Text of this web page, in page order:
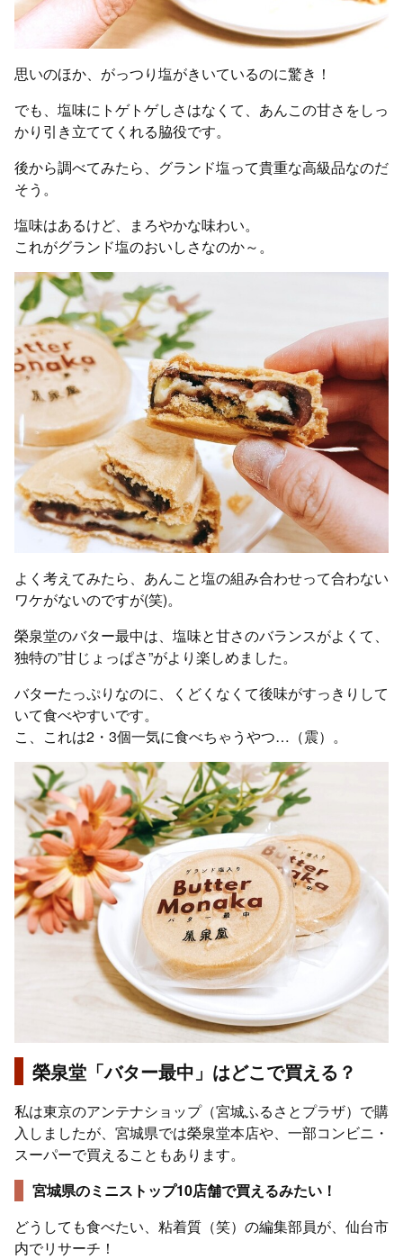
思いのほか、がっつり塩がきいているのに驚き！
でも、塩味にトゲトゲしさはなくて、あんこの甘さをしっ
かり引き立ててくれる脇役です。
後から調べてみたら、グランド塩って貴重な高級品なのだ
そう。
塩味はあるけど、まろやかな味わい。
これがグランド塩のおいしさなのか～。
よく考えてみたら、あんこと塩の組み合わせって合わない
ワケがないのですが(笑)。
榮泉堂のバター最中は、塩味と甘さのバランスがよくて、
独特の”甘じょっぱさ”がより楽しめました。
バターたっぷりなのに、くどくなくて後味がすっきりして
いて食べやすいです。
こ、これは2・3個一気に食べちゃうやつ…（震）。
榮泉堂「バター最中」はどこで買える？
私は東京のアンテナショップ（宮城ふるさとプラザ）で購
入しましたが、宮城県では榮泉堂本店や、一部コンビニ・
スーパーで買えることもあります。
宮城県のミニストップ10店舗で買えるみたい！
どうしても食べたい、粘着質（笑）の編集部員が、仙台市
内でリサーチ！